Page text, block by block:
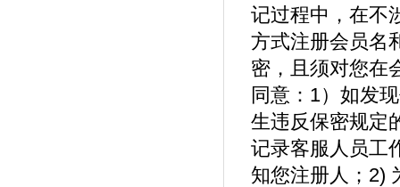
记过程中，在不
方式注册会员名
密，且须对您在
同意：1）如发
生违反保密规定
记录客服人员工
知您注册人；2)